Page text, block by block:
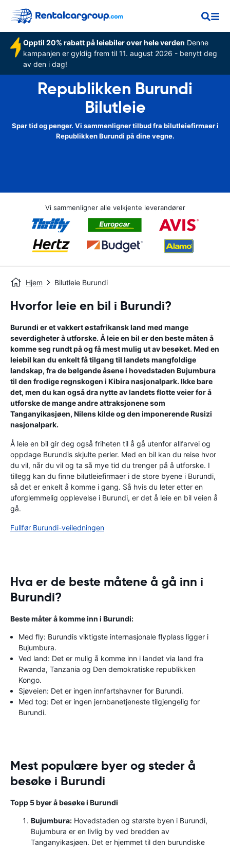
Opptil 20% rabatt på leiebiler over hele verden Denne
kampanjen er gyldig frem til 11. august 2026 - benytt deg
av den i dag!
Republikken Burundi
Bilutleie
Spar tid og penger. Vi sammenligner tilbud fra bilutleiefirmaer i
Republikken Burundi på dine vegne.
Vi sammenligner alle velkjente leverandører
Hjem Bilutleie Burundi
Hvorfor leie en bil i Burundi?
Burundi er et vakkert østafrikansk land med mange
severdigheter å utforske. Å leie en bil er den beste måten å
komme seg rundt på og få mest mulig ut av besøket. Med en
leiebil kan du enkelt få tilgang til landets mangfoldige
landskap, fra de bølgende åsene i hovedstaden Bujumbura
til den frodige regnskogen i Kibira nasjonalpark. Ikke bare
det, men du kan også dra nytte av landets flotte veier for å
utforske de mange andre attraksjonene som
Tanganyikasjøen, Nilens kilde og den imponerende Rusizi
nasjonalpark.
Å leie en bil gir deg også friheten til å gå utenfor allfarvei og
oppdage Burundis skjulte perler. Med en bil kan du reise hvor
du vil, når du vil og ta så mye tid du trenger på å utforske. I
tillegg kan du finne bilutleiefirmaer i de store byene i Burundi,
så det er enkelt å komme i gang. Så hvis du leter etter en
uforglemmelig opplevelse i Burundi, er det å leie en bil veien å
gå.
Fullfør Burundi-veiledningen
Hva er de beste måtene å gå inn i
Burundi?
Beste måter å komme inn i Burundi:
Med fly: Burundis viktigste internasjonale flyplass ligger i
Bujumbura.
Ved land: Det er mulig å komme inn i landet via land fra
Rwanda, Tanzania og Den demokratiske republikken
Kongo.
Sjøveien: Det er ingen innfartshavner for Burundi.
Med tog: Det er ingen jernbanetjeneste tilgjengelig for
Burundi.
Mest populære byer og steder å
besøke i Burundi
Topp 5 byer å besøke i Burundi
Bujumbura: Hovedstaden og største byen i Burundi,
Bujumbura er en livlig by ved bredden av
Tanganyikasjøen. Det er hjemmet til den burundiske